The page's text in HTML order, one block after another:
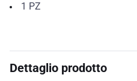
1 PZ
Dettaglio prodotto